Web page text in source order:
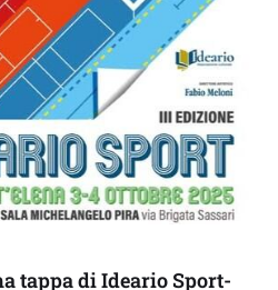
tappa di Ideario Sport-